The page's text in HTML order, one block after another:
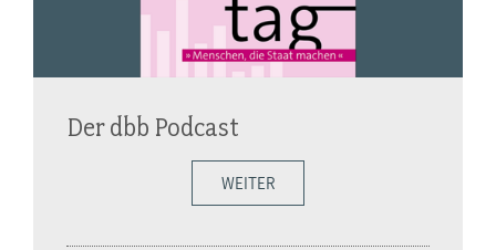
Der dbb Podcast
WEITER